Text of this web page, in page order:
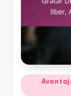
Posted
in